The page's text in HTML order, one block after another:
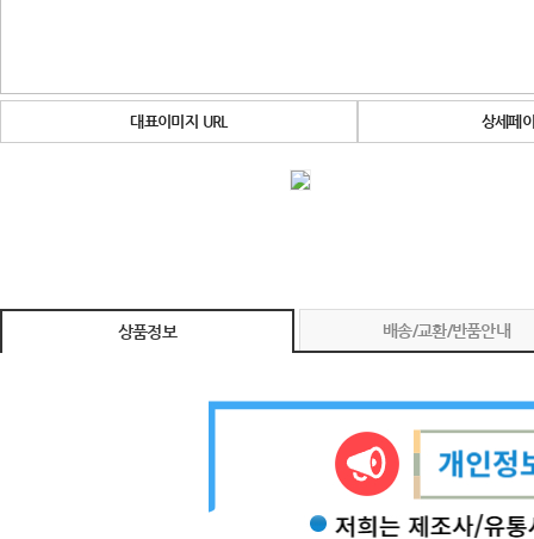
대표이미지 URL 상세페
상품정보 배송/교환/반품안내